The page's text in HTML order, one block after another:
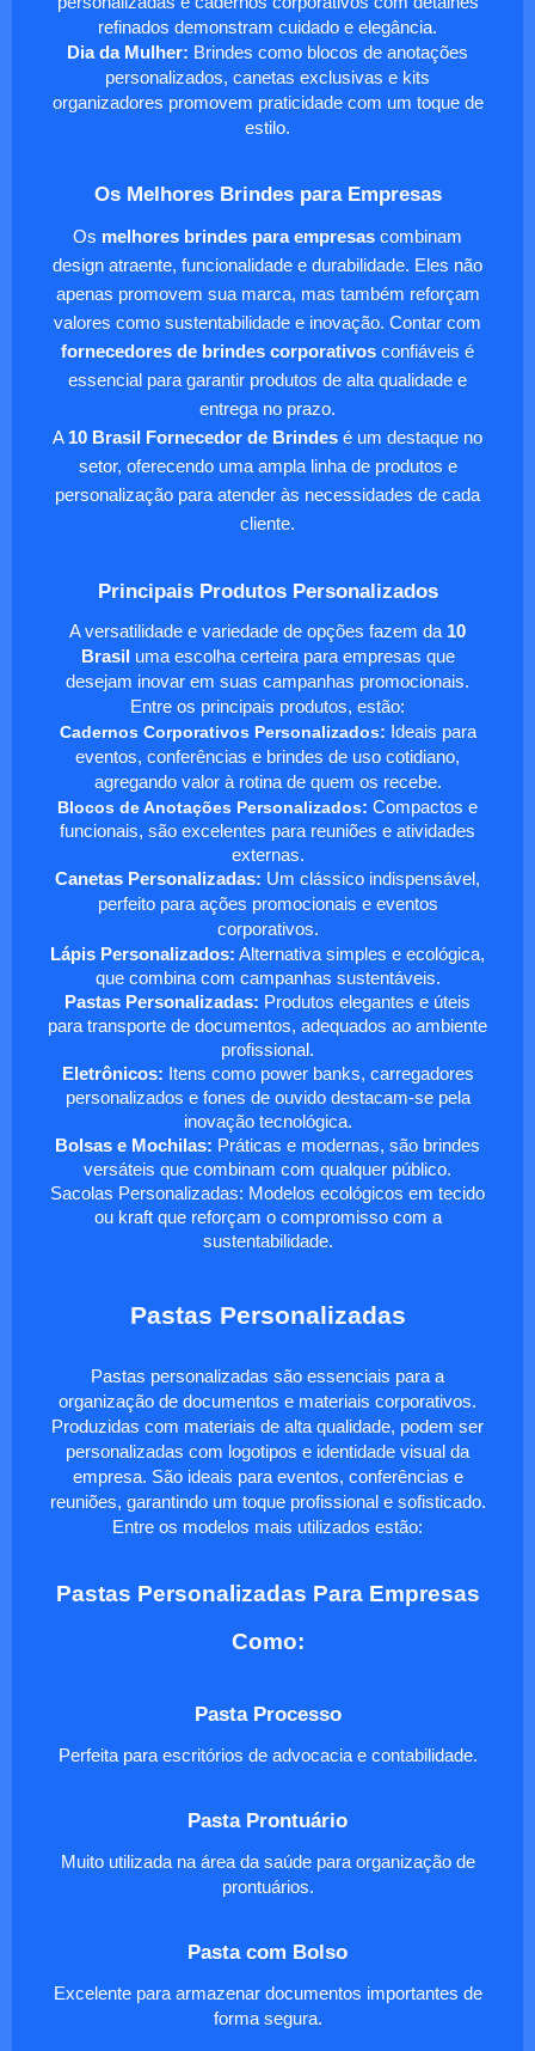
refinados demonstram cuidado e elegância.
Dia da Mulher: Brindes como blocos de anotações
personalizados, canetas exclusivas e kits
organizadores promovem praticidade com um toque de
estilo.
Os Melhores Brindes para Empresas
Os melhores brindes para empresas combinam
design atraente, funcionalidade e durabilidade. Eles não
apenas promovem sua marca, mas também reforçam
valores como sustentabilidade e inovação. Contar com
fornecedores de brindes corporativos confiáveis é
essencial para garantir produtos de alta qualidade e
entrega no prazo.
A 10 Brasil Fornecedor de Brindes é um destaque no
setor, oferecendo uma ampla linha de produtos e
personalização para atender às necessidades de cada
cliente.
Principais Produtos Personalizados
A versatilidade e variedade de opções fazem da 10
Brasil uma escolha certeira para empresas que
desejam inovar em suas campanhas promocionais.
Entre os principais produtos, estão:
Cadernos Corporativos Personalizados: Ideais para
eventos, conferências e brindes de uso cotidiano,
agregando valor à rotina de quem os recebe.
Blocos de Anotações Personalizados: Compactos e
funcionais, são excelentes para reuniões e atividades
externas.
Canetas Personalizadas: Um clássico indispensável,
perfeito para ações promocionais e eventos
corporativos.
Lápis Personalizados: Alternativa simples e ecológica,
que combina com campanhas sustentáveis.
Pastas Personalizadas: Produtos elegantes e úteis
para transporte de documentos, adequados ao ambiente
profissional.
Eletrônicos: Itens como power banks, carregadores
personalizados e fones de ouvido destacam-se pela
inovação tecnológica.
Bolsas e Mochilas: Práticas e modernas, são brindes
versáteis que combinam com qualquer público.
Sacolas Personalizadas: Modelos ecológicos em tecido
ou kraft que reforçam o compromisso com a
sustentabilidade.
Pastas Personalizadas
Pastas personalizadas são essenciais para a
organização de documentos e materiais corporativos.
Produzidas com materiais de alta qualidade, podem ser
personalizadas com logotipos e identidade visual da
empresa. São ideais para eventos, conferências e
reuniões, garantindo um toque profissional e sofisticado.
Entre os modelos mais utilizados estão:
Pastas Personalizadas Para Empresas
Como:
Pasta Processo
Perfeita para escritórios de advocacia e contabilidade.
Pasta Prontuário
Muito utilizada na área da saúde para organização de
prontuários.
Pasta com Bolso
Excelente para armazenar documentos importantes de
forma segura.